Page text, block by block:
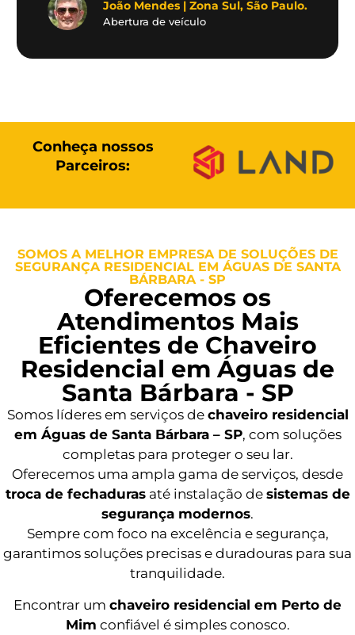
João Mendes | Zona Sul, São Paulo.
Abertura de veículo
Conheça nossos
Parceiros:
SOMOS A MELHOR EMPRESA DE SOLUÇÕES DE
SEGURANÇA RESIDENCIAL EM ÁGUAS DE SANTA
BÁRBARA - SP
Oferecemos os
Atendimentos Mais
Eficientes de Chaveiro
Residencial em Águas de
Santa Bárbara - SP
Somos líderes em serviços de chaveiro residencial
em Águas de Santa Bárbara – SP, com soluções
completas para proteger o seu lar.
Oferecemos uma ampla gama de serviços, desde
troca de fechadurasaté instalação de sistemas de
segurança modernos.
Sempre com foco na excelência e segurança,
garantimos soluções precisas e duradouras para sua
tranquilidade.
Encontrar um chaveiro residencial em Perto de
Mim confiável é simples conosco.